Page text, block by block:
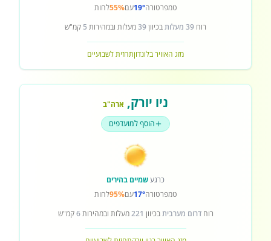
טמפרטורה19°עם55%לחות
רוח 39 מעלות בכיוון39מעלות ובמהירות 5 קמ"ש
מזג האוויר בלונדוןתחזית לשבועיים
ניו יורק, ארה"ב
הוסף למועדפים
כרגעשמיים בהירים
טמפרטורה17°עם95%לחות
רוחדרום מערביתבכיוון 221מעלות ובמהירות6קמ"ש